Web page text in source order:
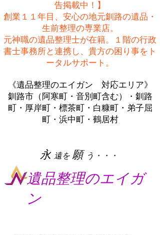
​永 遠を 願 う・・・
遺品整理のエイガ
ン
告掲載中！】
創業１１年目、安心の地元釧路の遺品・
生前整理の専業店。
​元神職の遺品整理士が在籍。１階の行政
書士事務所と連携し、貴方の困り事をト
ータルサポート。
《遺品整理のエイガン 対応エリア》
釧路市（阿寒町・音別町含む）・釧路
町・厚岸町・標茶町・白糠町・弟子屈
町・浜中町・鶴居村